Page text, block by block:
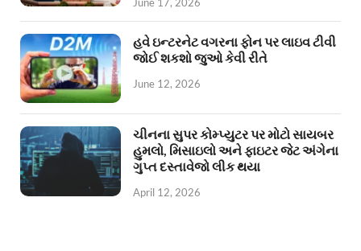
June 17, 2026
હવે ઇન્ટરનેટ વગરના ફોન પર લાઇવ ટીવી
જોઈ શકશો જુઓ કેવી રીતે
June 12, 2026
ચીનના સુપર કોમ્પ્યુટર પર મોટો સાયબર
હુમલો, મિસાઇલો અને ફાઇટર જેટ અંગેના
ગુપ્ત દસ્તાવેજો લીક થયા
April 12, 2026